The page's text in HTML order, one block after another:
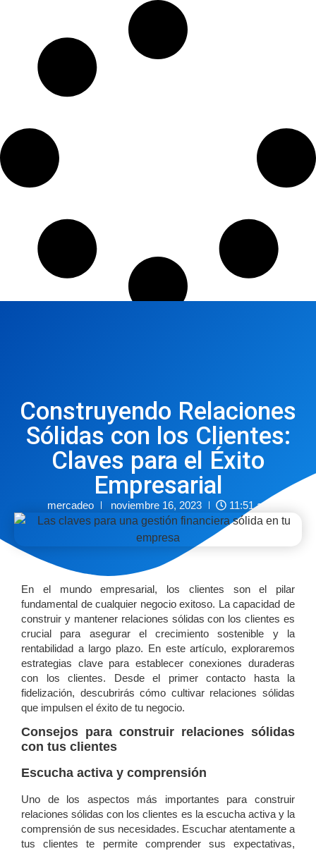
Construyendo Relaciones
Sólidas con los Clientes:
Claves para el Éxito
Empresarial
mercadeo noviembre 16, 2023 11:51 am
En el mundo empresarial, los clientes son el pilar
fundamental de cualquier negocio exitoso. La capacidad de
construir y mantener relaciones sólidas con los clientes es
crucial para asegurar el crecimiento sostenible y la
rentabilidad a largo plazo. En este artículo, exploraremos
estrategias clave para establecer conexiones duraderas
con los clientes. Desde el primer contacto hasta la
fidelización, descubrirás cómo cultivar relaciones sólidas
que impulsen el éxito de tu negocio.
Consejos para construir relaciones sólidas
con tus clientes
Escucha activa y comprensión
Uno de los aspectos más importantes para construir
relaciones sólidas con los clientes es la escucha activa y la
comprensión de sus necesidades. Escuchar atentamente a
tus clientes te permite comprender sus expectativas,